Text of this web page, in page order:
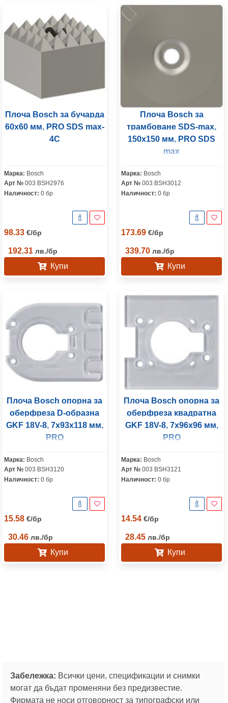
Плоча Bosch за бучарда
60x60 мм, PRO SDS max-
4C
Марка: Bosch
Арт № 003 BSH2976
Наличност: 0 бр
98.33 €/бр
192.31 лв./бр
Купи
Плоча Bosch за
трамбоване SDS-max,
150x150 мм, PRO SDS
max
Марка: Bosch
Арт № 003 BSH3012
Наличност: 0 бр
173.69 €/бр
339.70 лв./бр
Купи
Плоча Bosch опорна за
оберфреза D-образна
GKF 18V-8, 7x93x118 мм,
PRO
Марка: Bosch
Арт № 003 BSH3120
Наличност: 0 бр
15.58 €/бр
30.46 лв./бр
Купи
Плоча Bosch опорна за
оберфреза квадратна
GKF 18V-8, 7x96x96 мм,
PRO
Марка: Bosch
Арт № 003 BSH3121
Наличност: 0 бр
14.54 €/бр
28.45 лв./бр
Купи
Забележка: Всички цени, спецификации и снимки
могат да бъдат променяни без предизвестие.
Фирмата не носи отговорност за типографски или